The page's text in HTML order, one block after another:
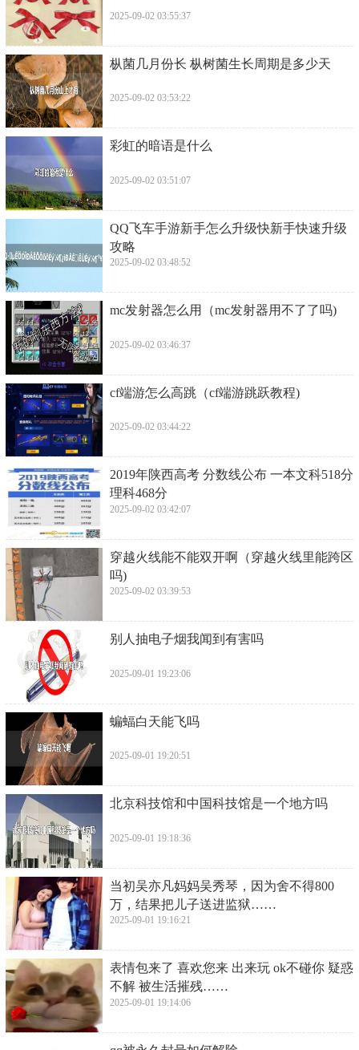
2025-09-02 03:55:37
​枞菌几月份长 枞树菌生长周期是多少天
2025-09-02 03:53:22
​彩虹的暗语是什么
2025-09-02 03:51:07
​QQ飞车手游新手怎么升级快新手快速升级
攻略
2025-09-02 03:48:52
​mc发射器怎么用（mc发射器用不了了吗)
2025-09-02 03:46:37
​cf端游怎么高跳（cf端游跳跃教程)
2025-09-02 03:44:22
​2019年陕西高考 分数线公布 一本文科518分
理科468分
2025-09-02 03:42:07
​穿越火线能不能双开啊（穿越火线里能跨区
吗)
2025-09-02 03:39:53
​别人抽电子烟我闻到有害吗
2025-09-01 19:23:06
​蝙蝠白天能飞吗
2025-09-01 19:20:51
​北京科技馆和中国科技馆是一个地方吗
2025-09-01 19:18:36
​当初吴亦凡妈妈吴秀琴，因为舍不得800
万，结果把儿子送进监狱……
2025-09-01 19:16:21
​表情包来了 喜欢您来 出来玩 ok不碰你 疑惑
不解 被生活摧残……
2025-09-01 19:14:06